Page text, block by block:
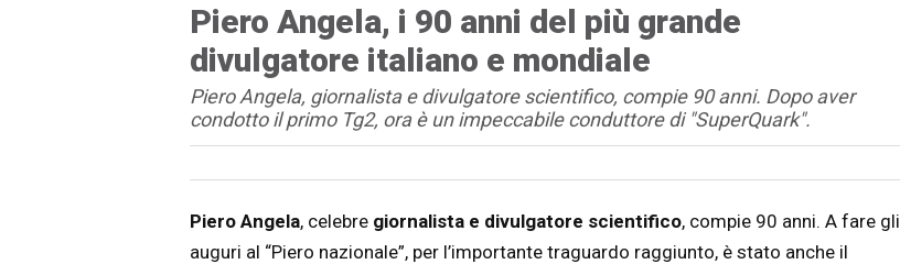
Piero Angela, i 90 anni del più grande
divulgatore italiano e mondiale
Piero Angela, giornalista e divulgatore scientifico, compie 90 anni. Dopo aver
condotto il primo Tg2, ora è un impeccabile conduttore di "SuperQuark".
Articolo
Testo articolo principale
Piero Angela, celebre giornalista e divulgatore scientifico, compie 90 anni. A fare gli
auguri al “Piero nazionale”, per l’importante traguardo raggiunto, è stato anche il